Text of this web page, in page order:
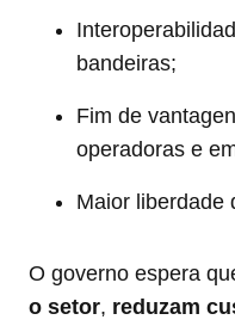
bandeiras;
Fim de
operadoras e
Maior liberdade
O governo espera
o setor, reduzam